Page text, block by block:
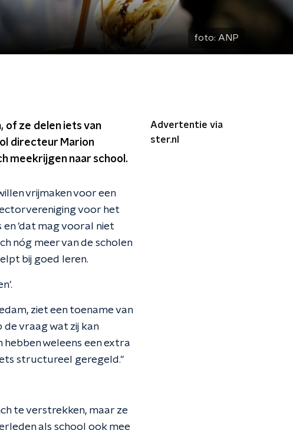
foto: ANP
of ze delen iets van
directeur Marion
meekrijgen naar school.
vrijmaken voor een
voor het
'dat mag vooral niet
nóg meer van de scholen
bij goed leren.
ziet een toename van
vraag wat zij kan
hebben weleens een extra
structureel geregeld."
te verstrekken, maar ze
als school ook mee
Advertentie via
ster.nl